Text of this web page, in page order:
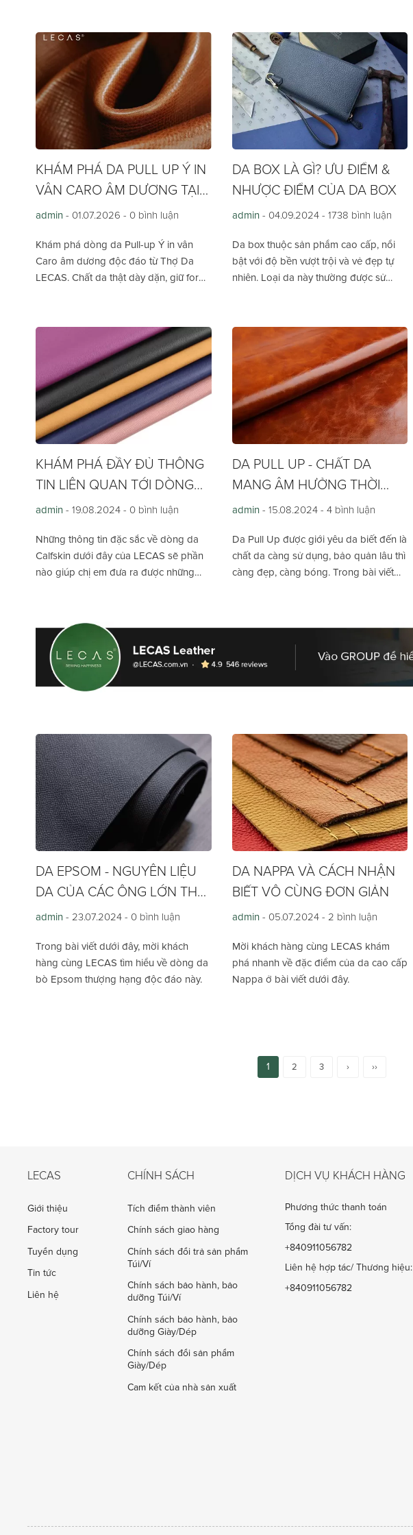
KHÁM PHÁ DA PULL UP Ý IN
VÂN CARO ÂM DƯƠNG TẠI
LECAS
admin - 01.07.2026 - 0 bình luận
Khám phá dòng da Pull-up Ý in vân
Caro âm dương độc đáo từ Thợ Da
LECAS. Chất da thật dày dặn, giữ form
DA BOX LÀ GÌ? ƯU ĐIỂM &
NHƯỢC ĐIỂM CỦA DA BOX
admin - 04.09.2024 - 1738 bình luận
Da box thuộc sản phẩm cao cấp, nổi
bật với độ bền vượt trội và vẻ đẹp tự
nhiên. Loại da này thường được sử
tế cho người sử dụng.
KHÁM PHÁ ĐẦY ĐỦ THÔNG
TIN LIÊN QUAN TỚI DÒNG
DA CALFSKIN
admin - 19.08.2024 - 0 bình luận
Những thông tin đặc sắc về dòng da
Calfskin dưới đây của LECAS sẽ phần
nào giúp chị em đưa ra được những
DA PULL UP - CHẤT DA
MANG ÂM HƯỞNG THỜI
GIAN
admin - 15.08.2024 - 4 bình luận
Da Pull Up được giới yêu da biết đến là
chất da càng sử dụng, bảo quản lâu thì
càng đẹp, càng bóng. Trong bài viết
DA EPSOM - NGUYÊN LIỆU
DA CỦA CÁC ÔNG LỚN THỜI
TRANG
admin - 23.07.2024 - 0 bình luận
Trong bài viết dưới đây, mời khách
hàng cùng LECAS tìm hiểu về dòng da
bò Epsom thượng hạng độc đáo này.
DA NAPPA VÀ CÁCH NHẬN
BIẾT VÔ CÙNG ĐƠN GIẢN
admin - 05.07.2024 - 2 bình luận
Mời khách hàng cùng LECAS khám
phá nhanh về đặc điểm của da cao cấp
Nappa ở bài viết dưới đây.
1 2 3 › ››
LECAS
Giới thiệu
Factory tour
Tuyển dụng
Tin tức
Liên hệ
CHÍNH SÁCH
Tích điểm thành viên
Chính sách giao hàng
Chính sách đổi trả sản phẩm
Túi/Ví
Chính sách bảo hành, bảo
dưỡng Túi/Ví
Chính sách bảo hành, bảo
dưỡng Giày/Dép
Chính sách đổi sản phẩm
Giày/Dép
Cam kết của nhà sản xuất
DỊCH VỤ KHÁCH HÀNG
Phương thức thanh toán
Tổng đài tư vấn:
+840911056782
Liên hệ hợp tác/ Thương hiệu:
+840911056782